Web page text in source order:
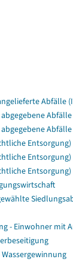
Abfälle
Entsorgung)
- Einwohner mit